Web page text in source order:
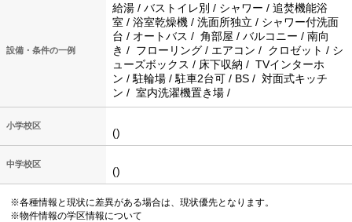
設備・条件の一例
給湯 / バストイレ別 / シャワー / 追焚機能浴
室 / 浴室乾燥機 / 洗面所独立 / シャワー付洗面
台 / オートバス / 角部屋 / バルコニー / 南向
き / フローリング / エアコン / クロゼット / シ
ューズボックス / 床下収納 / TVインターホ
ン / 駐輪場 / 駐車2台可 / BS / 対面式キッチ
ン / 室内洗濯機置き場 /
小学校区
()
中学校区
()
※各種情報と現状に差異がある場合は、現状優先となります。
※物件情報の学区情報について